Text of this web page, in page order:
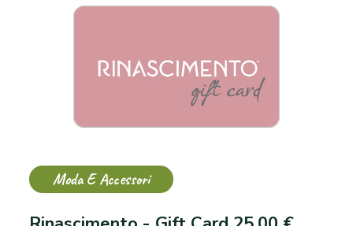
Moda E Accessori